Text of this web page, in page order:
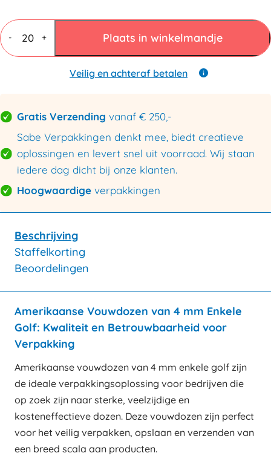
-
Vouwdozen
4
mm
+ Plaats in winkelmandje
Veilig en achteraf betalen
Gratis Verzending vanaf € 250,-
Sabe Verpakkingen denkt mee, biedt creatieve
oplossingen en levert snel uit voorraad. Wij staan
iedere dag dicht bij onze klanten.
Hoogwaardige verpakkingen
Beschrijving
Staffelkorting
Beoordelingen
Amerikaanse Vouwdozen van 4 mm Enkele
Golf: Kwaliteit en Betrouwbaarheid voor
Verpakking
Amerikaanse vouwdozen van 4 mm enkele golf zijn
de ideale verpakkingsoplossing voor bedrijven die
op zoek zijn naar sterke, veelzijdige en
kosteneffectieve dozen. Deze vouwdozen zijn perfect
voor het veilig verpakken, opslaan en verzenden van
een breed scala aan producten.